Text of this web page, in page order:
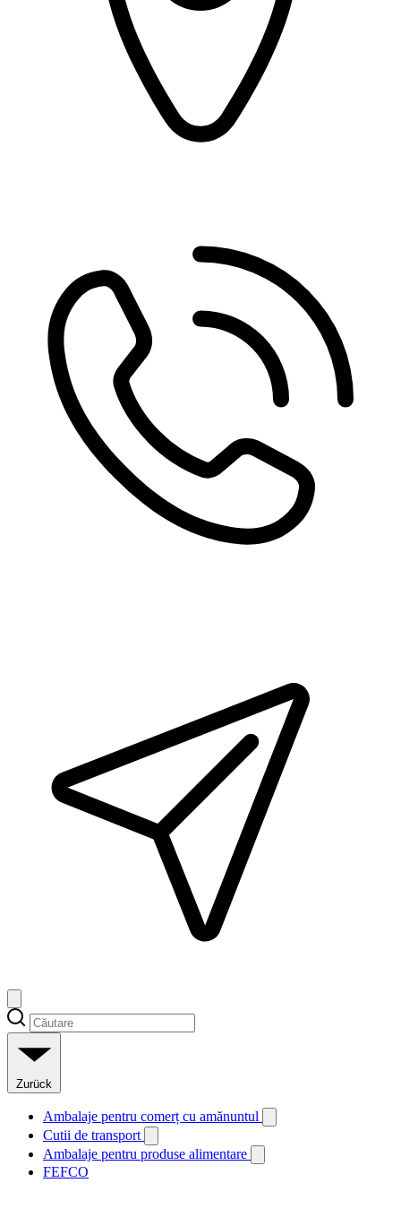
Zurück
Ambalaje pentru comerț cu amănuntul
Cutii de transport
Ambalaje pentru produse alimentare
FEFCO